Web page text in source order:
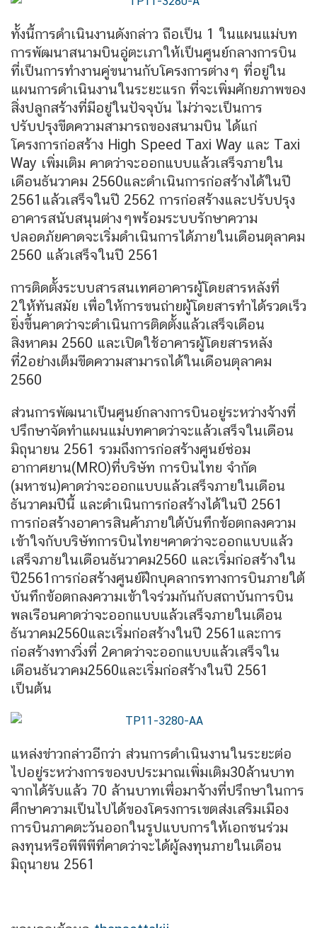
ทั้งนี้การดำเนินงานดังกล่าว ถือเป็น 1 ในแผนแม่บท
การพัฒนาสนามบินอู่ตะเภาให้เป็นศูนย์กลางการบิน
ที่เป็นการทำงานคู่ขนานกับโครงการต่างๆ ที่อยู่ใน
แผนการดำเนินงานในระยะแรก ที่จะเพิ่มศักยภาพของ
สิ่งปลูกสร้างที่มีอยู่ในปัจจุบัน ไม่ว่าจะเป็นการ
ปรับปรุงขีดความสามารถของสนามบิน ได้แก่
โครงการก่อสร้าง High Speed Taxi Way และ Taxi
Way เพิ่มเติม คาดว่าจะออกแบบแล้วเสร็จภายใน
เดือนธันวาคม 2560และดำเนินการก่อสร้างได้ในปี
2561แล้วเสร็จในปี 2562 การก่อสร้างและปรับปรุง
อาคารสนับสนุนต่างๆพร้อมระบบรักษาความ
ปลอดภัยคาดจะเริ่มดำเนินการได้ภายในเดือนตุลาคม
2560 แล้วเสร็จในปี 2561
การติดตั้งระบบสารสนเทศอาคารผู้โดยสารหลังที่
2ให้ทันสมัย เพื่อให้การขนถ่ายผู้โดยสารทำได้รวดเร็ว
ยิ่งขึ้นคาดว่าจะดำเนินการติดตั้งแล้วเสร็จเดือน
สิงหาคม 2560 และเปิดใช้อาคารผู้โดยสารหลัง
ที่2อย่างเต็มขีดความสามารถได้ในเดือนตุลาคม
2560
ส่วนการพัฒนาเป็นศูนย์กลางการบินอยู่ระหว่างจ้างที่
ปรึกษาจัดทำแผนแม่บทคาดว่าจะแล้วเสร็จในเดือน
มิถุนายน 2561 รวมถึงการก่อสร้างศูนย์ซ่อม
อากาศยาน(MRO)ที่บริษัท การบินไทย จำกัด
(มหาชน)คาดว่าจะออกแบบแล้วเสร็จภายในเดือน
ธันวาคมปีนี้ และดำเนินการก่อสร้างได้ในปี 2561
การก่อสร้างอาคารสินค้าภายใต้บันทึกข้อตกลงความ
เข้าใจกับบริษัทการบินไทยฯคาดว่าจะออกแบบแล้ว
เสร็จภายในเดือนธันวาคม2560 และเริ่มก่อสร้างใน
ปี2561การก่อสร้างศูนย์ฝึกบุคลากรทางการบินภายใต้
บันทึกข้อตกลงความเข้าใจร่วมกันกับสถาบันการบิน
พลเรือนคาดว่าจะออกแบบแล้วเสร็จภายในเดือน
ธันวาคม2560และเริ่มก่อสร้างในปี 2561และการ
ก่อสร้างทางวิ่งที่ 2คาดว่าจะออกแบบแล้วเสร็จใน
เดือนธันวาคม2560และเริ่มก่อสร้างในปี 2561
เป็นต้น
แหล่งข่าวกล่าวอีกว่า ส่วนการดำเนินงานในระยะต่อ
ไปอยู่ระหว่างการของบประมาณเพิ่มเติม30ล้านบาท
จากได้รับแล้ว 70 ล้านบาทเพื่อมาจ้างที่ปรึกษาในการ
ศึกษาความเป็นไปได้ของโครงการเขตส่งเสริมเมือง
การบินภาคตะวันออกในรูปแบบการให้เอกชนร่วม
ลงทุนหรือพีพีพีที่คาดว่าจะได้ผู้ลงทุนภายในเดือน
มิถุนายน 2561